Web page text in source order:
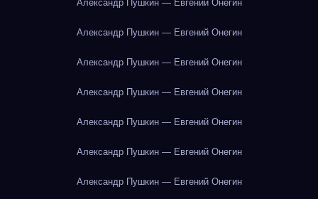
Александр Пушкин — Евгений Онегин
Александр Пушкин — Евгений Онегин
Александр Пушкин — Евгений Онегин
Александр Пушкин — Евгений Онегин
Александр Пушкин — Евгений Онегин
Александр Пушкин — Евгений Онегин
Александр Пушкин — Евгений Онегин